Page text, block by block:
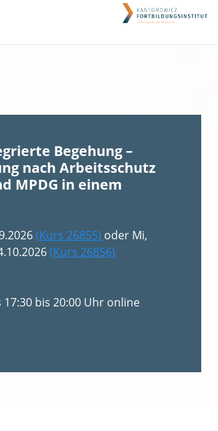
Begehung –
nach Arbeitsschutz
MPDG in einem
(Kurs 26855) oder Mi,
(Kurs 26856)
17:30 bis 20:00 Uhr online